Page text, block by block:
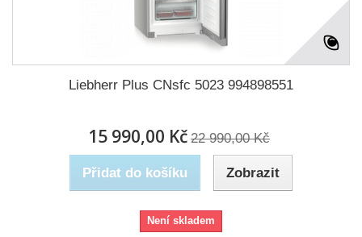
Liebherr Plus CNsfc 5023 994898551
15 990,00 Kč 22 990,00 Kč
Přidat do košíku Zobrazit
Není skladem